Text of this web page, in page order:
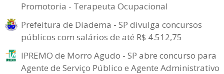
Promotoria - Terapeuta Ocupacional
Prefeitura de Diadema - SP divulga concursos
públicos com salários de até R$ 4.512,75
IPREMO de Morro Agudo - SP abre concurso para
Agente de Serviço Público e Agente Administrativo